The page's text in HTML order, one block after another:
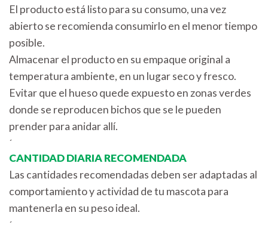
El producto está listo para su consumo, una vez
abierto se recomienda consumirlo en el menor tiempo
posible.
Almacenar el producto en su empaque original a
temperatura ambiente, en un lugar seco y fresco.
Evitar que el hueso quede expuesto en zonas verdes
donde se reproducen bichos que se le pueden
prender para anidar allí.
´
CANTIDAD DIARIA RECOMENDADA
Las cantidades recomendadas deben ser adaptadas al
comportamiento y actividad de tu mascota para
mantenerla en su peso ideal.
´